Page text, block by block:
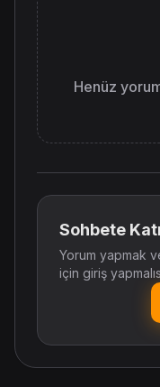
Henüz
Sohbete
Yorum yapmak
için giriş